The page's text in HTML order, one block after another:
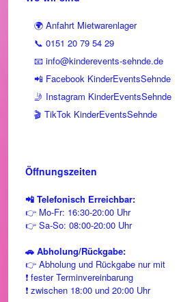
🌍 Anfahrt Mietwarenlager
📞 0151 20 79 54 29
📧 info@kinderevents-sehnde.de
📲 Facebook KinderEventsSehnde
🤳 Instagram KinderEventsSehnde
🎬 TikTok KinderEventsSehnde
Öffnungszeiten
📲 Telefonisch Erreichbar:
👉 Mo-Fr: 16:30-20:00 Uhr
👉 Sa-So: 08:00-20:00 Uhr
🚗 Abholung/Rückgabe:
👉 Abholung und Rückgabe nur mit
❗ fester Terminvereinbarung
❗ zwischen 18:00 und 20:00 Uhr